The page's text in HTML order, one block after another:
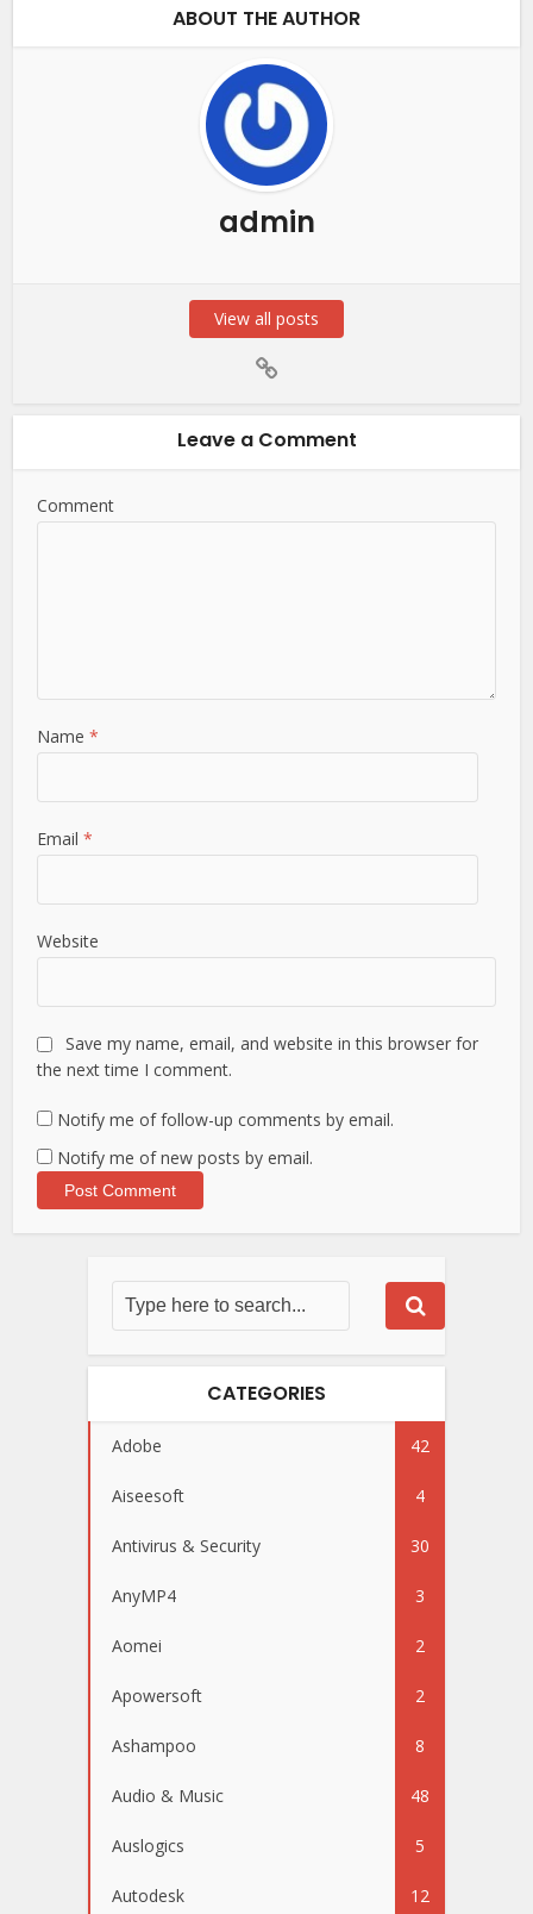
ABOUT THE AUTHOR
admin
View all posts
Leave a Comment
Comment
Name*
Email*
Website
Save my name, email, and website in this browser for
the next time I comment.
Notify me of follow-up comments by email.
Notify me of new posts by email.
CATEGORIES
Adobe 42
Aiseesoft 4
Antivirus & Security 30
AnyMP4 3
Aomei 2
Apowersoft 2
Ashampoo 8
Audio & Music 48
Auslogics 5
Autodesk 12